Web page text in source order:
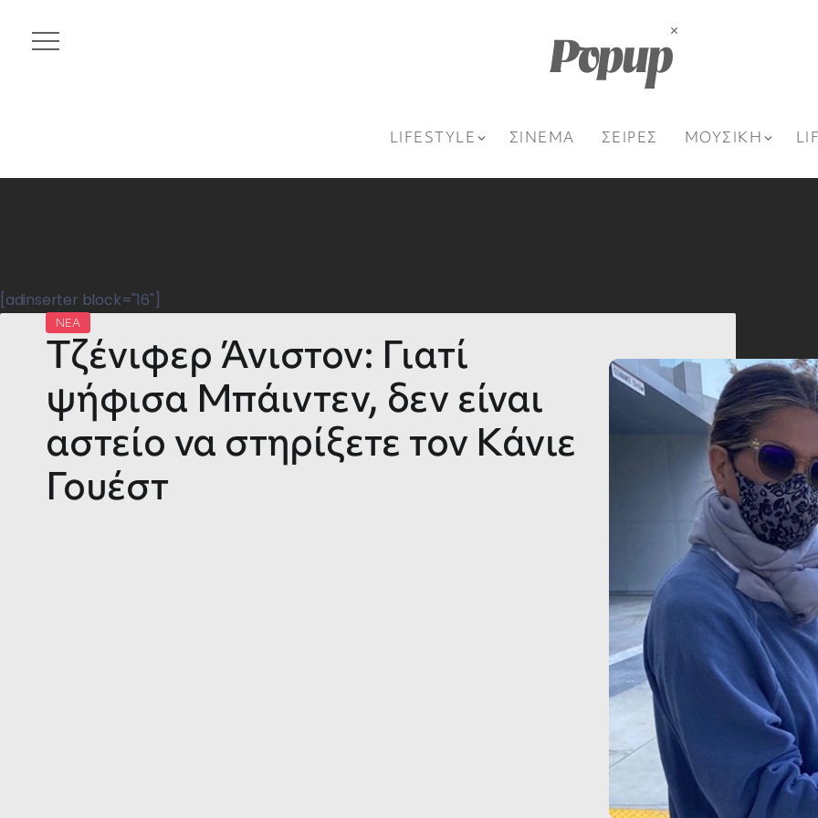
LIFESTYLE ΣΙΝΕΜΑ ΣΕΙΡΕΣ ΜΟΥΣΙΚΗ
[adinserter block="16"]
ΝΕΑ
Τζένιφερ Άνιστον: Γιατί
ψήφισα Μπάιντεν, δεν είναι
αστείο να στηρίξετε τον Κάνιε
Γουέστ